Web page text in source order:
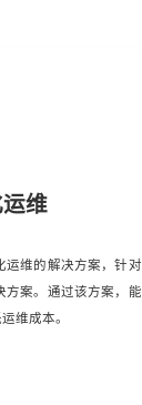
维
运维的解决方案，针对
方案。通过该方案，能
维成本。